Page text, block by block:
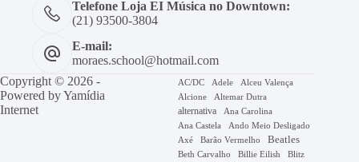
Telefone Loja EI Música no Downtown:
(21) 93500-3804
E-mail:
moraes.school@hotmail.com
Copyright © 2026 -
Powered byYamídia
Internet
AC/DC Adele
Alceu Valença
Alcione
Altemar Dutra
alternativa
Ana Carolina
Ana Castela
Ando Meio Desligado
Axé Barão Vermelho Beatles
Beth Carvalho Billie Eilish
Blitz